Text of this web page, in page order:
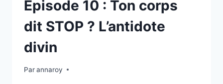
Épisode 10 : Ton corps
dit STOP ? L’antidote
divin
Parannaroy